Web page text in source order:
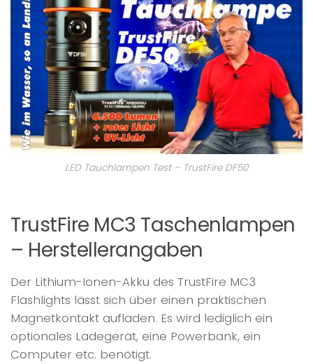
LED Tauchlampen Test – TrustFire DF50
TrustFire MC3 Taschenlampen
– Herstellerangaben
Der Lithium-Ionen-Akku des TrustFire MC3
Flashlights lässt sich über einen praktischen
Magnetkontakt aufladen. Es wird lediglich ein
optionales Ladegerät, eine Powerbank, ein
Computer etc. benötigt.